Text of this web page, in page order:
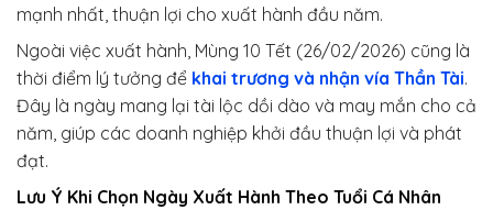
mạnh nhất, thuận lợi cho xuất hành đầu năm.
Ngoài việc xuất hành, Mùng 10 Tết (26/02/2026) cũng là
thời điểm lý tưởng để khai trương và nhận vía Thần Tài.
Đây là ngày mang lại tài lộc dồi dào và may mắn cho cả
năm, giúp các doanh nghiệp khởi đầu thuận lợi và phát
đạt.
Lưu Ý Khi Chọn Ngày Xuất Hành Theo Tuổi Cá Nhân